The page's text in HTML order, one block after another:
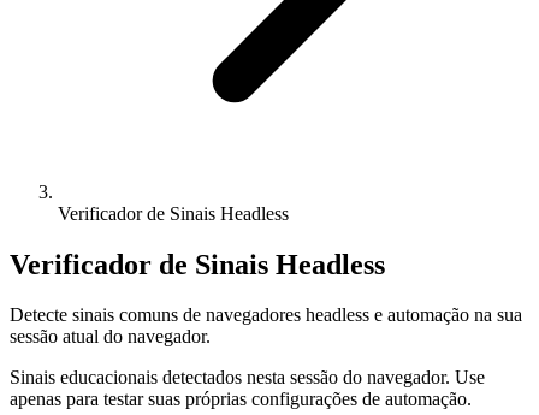
Verificador de Sinais Headless
Verificador de Sinais Headless
Detecte sinais comuns de navegadores headless e automação na sua
sessão atual do navegador.
Sinais educacionais detectados nesta sessão do navegador. Use
apenas para testar suas próprias configurações de automação.